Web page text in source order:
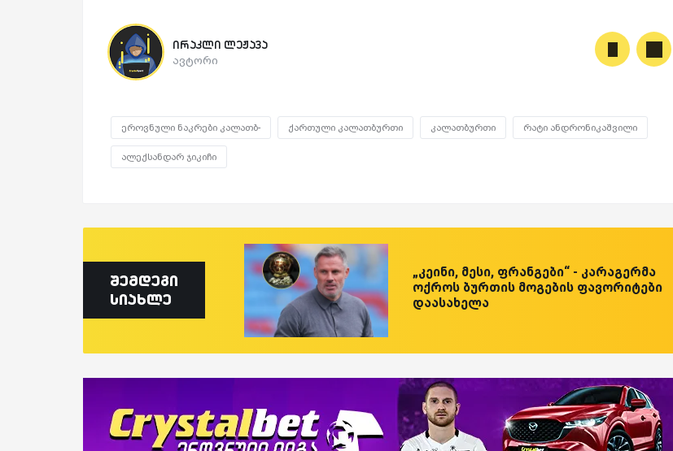
ირაკლი ლეჟავა
ავტორი
ეროვნული ნაკრები კალათბ- ქართული კალათბურთი კალათბურთი რატი ანდრონიკაშვილი
ალექსანდარ ჯიკიჩი
შემდეგი
სიახლე
„კეინი, მესი, ფრანგები“ - კარაგერმა
ოქროს ბურთის მოგების ფავორიტები
დაასახელა